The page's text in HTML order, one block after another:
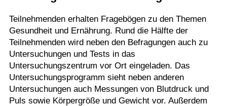
Teilnehmenden erhalten Fragebögen zu den Themen
Gesundheit und Ernährung. Rund die Hälfte der
Teilnehmenden wird neben den Befragungen auch zu
Untersuchungen und Tests in das
Untersuchungszentrum vor Ort eingeladen. Das
Untersuchungsprogramm sieht neben anderen
Untersuchungen auch Messungen von Blutdruck und
Puls sowie Körpergröße und Gewicht vor. Außerdem